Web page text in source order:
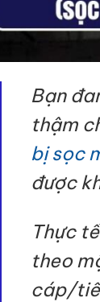
Bạn
thậm
bị sọc
được
Thực
theo
cáp/